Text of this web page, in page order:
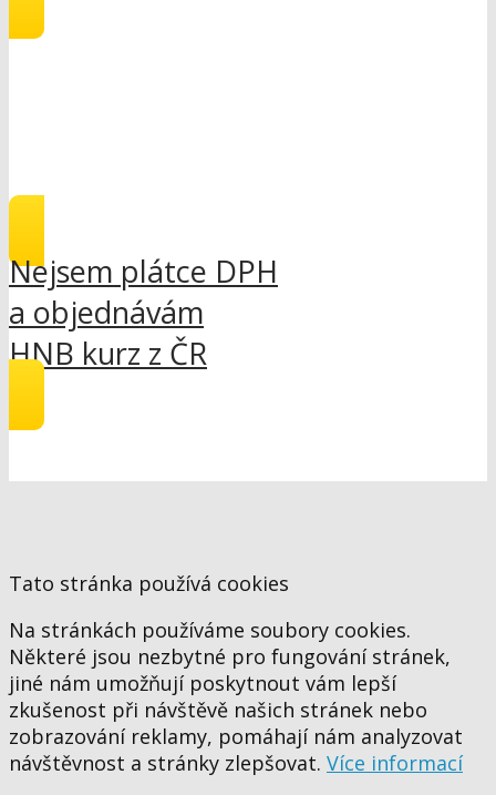
Nejsem plátce DPH
a objednávám
HNB kurz z ČR
Tato stránka používá cookies
Na stránkách používáme soubory cookies.
Některé jsou nezbytné pro fungování stránek,
jiné nám umožňují poskytnout vám lepší
zkušenost při návštěvě našich stránek nebo
zobrazování reklamy, pomáhají nám analyzovat
návštěvnost a stránky zlepšovat. Více informací